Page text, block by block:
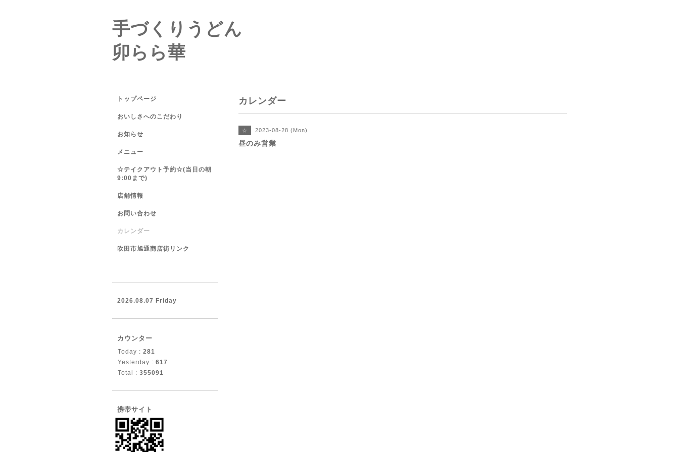
手づくりうどん
卯らら華
カレンダー
☆ 2023-08-28 (Mon)
昼のみ営業
トップページ
おいしさへのこだわり
お知らせ
メニュー
☆テイクアウト予約☆(当日の朝
9:00まで)
店舗情報
お問い合わせ
カレンダー
吹田市旭通商店街リンク
2026.08.07 Friday
カウンター
Today : 281
Yesterday : 617
Total : 355091
携帯サイト